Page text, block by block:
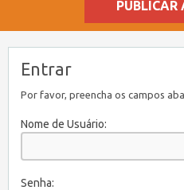
PUBLICAR
Entrar
Por favor, preencha os campos
Nome de Usuário:
Senha: